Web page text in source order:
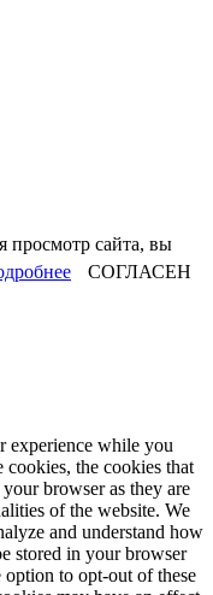
просмотр сайта, вы
СОГЛАСЕН
experience while you
cookies, the cookies that
browser as they are
of the website. We
and understand how
stored in your browser
to opt-out of these